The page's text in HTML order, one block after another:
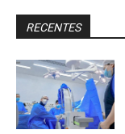
RECENTES